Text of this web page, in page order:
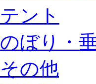
テント
のぼり・
その他